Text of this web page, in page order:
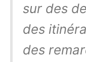
sur des
des
des